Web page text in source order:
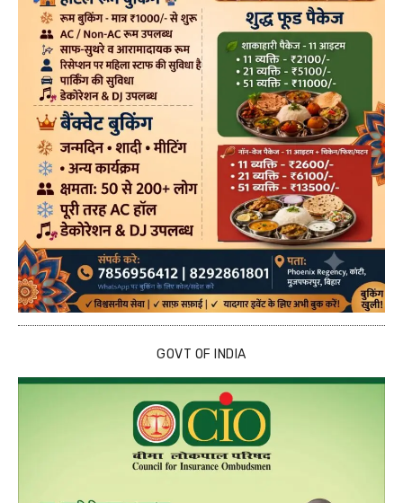
GOVT OF INDIA